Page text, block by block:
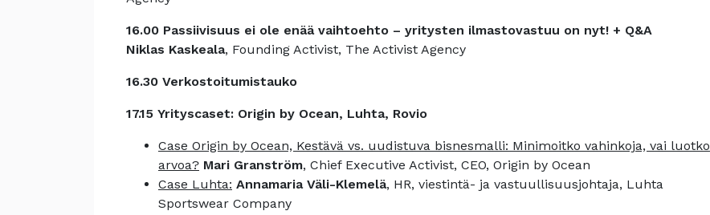
16.00 Passiivisuus ei ole enää vaihtoehto – yritysten ilmastovastuu on nyt! + Q&A
Niklas Kaskeala, Founding Activist, The Activist Agency
16.30 Verkostoitumistauko
17.15 Yrityscaset: Origin by Ocean, Luhta, Rovio
Case Origin by Ocean, Kestävä vs. uudistuva bisnesmalli: Minimoitko vahinkoja, vai luotko
arvoa? Mari Granström, Chief Executive Activist, CEO, Origin by Ocean
Case Luhta: Annamaria Väli-Klemelä, HR, viestintä- ja vastuullisuusjohtaja, Luhta
Sportswear Company